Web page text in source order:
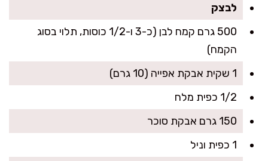
לבצק
500 גרם קמח לבן (כ-3 ו-1/2 כוסות, תלוי בסוג
הקמח)
1 שקית אבקת אפייה (10 גרם)
1/2 כפית מלח
150 גרם אבקת סוכר
1 כפית וניל